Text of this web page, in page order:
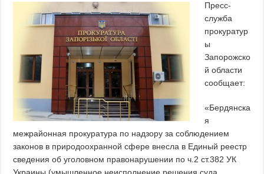
Пресс-
служба
прокуратур
ы
Запорожско
й области
сообщает:
«Бердянска
я
межрайонная прокуратура по надзору за соблюдением
законов в природоохранной сфере внесла в Единый реестр
сведения об уголовном правонарушении по ч.2 ст.382 УК